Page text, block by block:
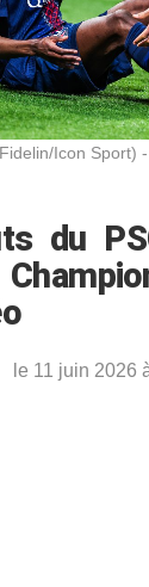
Icon Sport)
du
le 11 juin 2026